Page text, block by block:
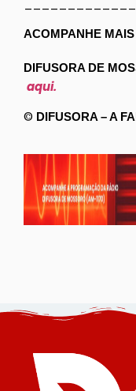
ACOMPANHE
DIFUSORA DE
aqui.
© DIFUSORA – A